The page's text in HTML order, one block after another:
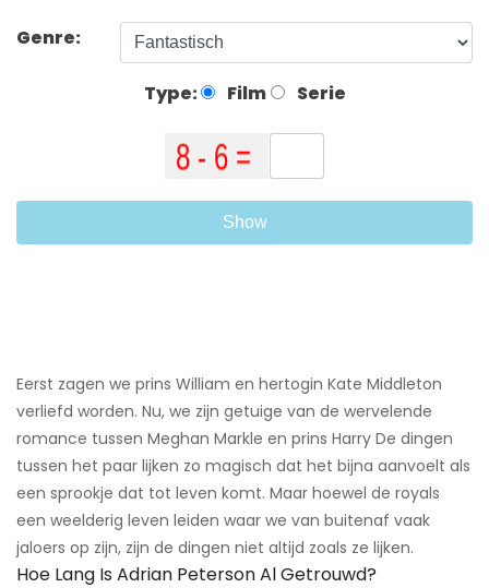
Genre:
Type: Film Serie
Show
Eerst zagen we prins William en hertogin Kate Middleton
verliefd worden. Nu, we zijn getuige van de wervelende
romance tussen Meghan Markle en prins Harry ​De dingen
tussen het paar lijken zo magisch dat het bijna aanvoelt als
een sprookje dat tot leven komt. Maar hoewel de royals
een weelderig leven leiden waar we van buitenaf vaak
jaloers op zijn, zijn de dingen niet altijd zoals ze lijken.
Hoe Lang Is Adrian Peterson Al Getrouwd?